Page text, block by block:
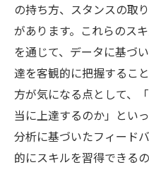
の持ち方、スタンスの取
があります。これらのス
を通じて、データに基づ
達を客観的に把握するこ
方が気になる点として、
当に上達するのか」とい
分析に基づいたフィード
的にスキルを習得できるの